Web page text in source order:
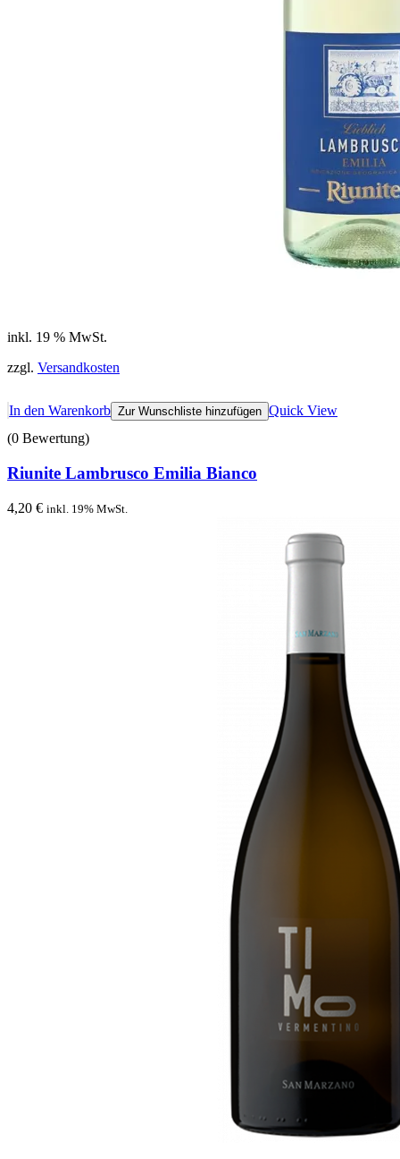
inkl. 19 % MwSt.
zzgl. Versandkosten
In den Warenkorb Zur Wunschliste hinzufügen Quick View
(0 Bewertung)
Riunite Lambrusco Emilia Bianco
4,20 € inkl. 19% MwSt.